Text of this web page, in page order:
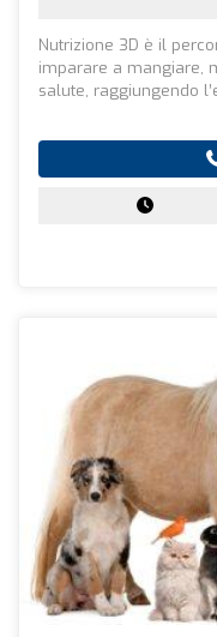
Nutrizione 3D è il
imparare a mangiare,
salute, raggiungendo